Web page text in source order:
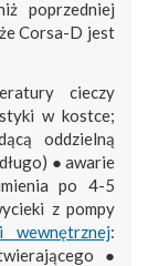
poprzedniej
Corsa-D jest
cieczy
w kostce;
oddzielną
● awarie
po 4-5
z pompy
wewnętrznej:
●